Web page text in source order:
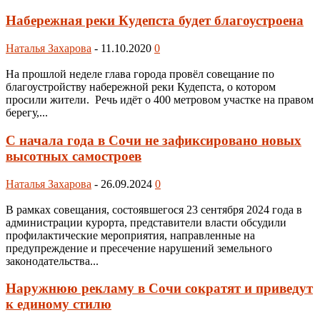
Набережная реки Кудепста будет благоустроена
Наталья Захарова - 11.10.2020 0
На прошлой неделе глава города провёл совещание по
благоустройству набережной реки Кудепста, о котором
просили жители. Речь идёт о 400 метровом участке на правом
берегу,...
С начала года в Сочи не зафиксировано новых
высотных самостроев
Наталья Захарова - 26.09.2024 0
В рамках совещания, состоявшегося 23 сентября 2024 года в
администрации курорта, представители власти обсудили
профилактические мероприятия, направленные на
предупреждение и пресечение нарушений земельного
законодательства...
Наружнюю рекламу в Сочи сократят и приведут
к единому стилю